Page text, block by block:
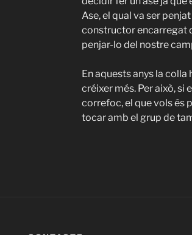
Ase, el qual va ser
constructor encarregat
penjar-lo del nostre
En aquests anys la
créixer més. Per això,
correfoc, el que vols és
tocar amb el grup de